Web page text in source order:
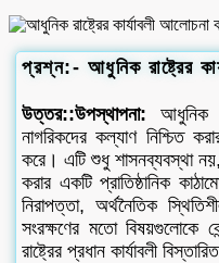
প্রশ্ন:- আধুনিক রাষ্ট্রের
উত্তর::উপস্থাপনা: আধুনিক
নাগরিকদের কল্যাণ নিশ্চিত
করে। এটি শুধু শাসনব্যবস্থা
করার একটি প্রাতিষ্ঠানিক
নিরাপত্তা, অর্থনৈতিক
সংরক্ষণের মতো বিষয়গুলোকে
রাষ্ট্রের প্রধান কার্যাবলী